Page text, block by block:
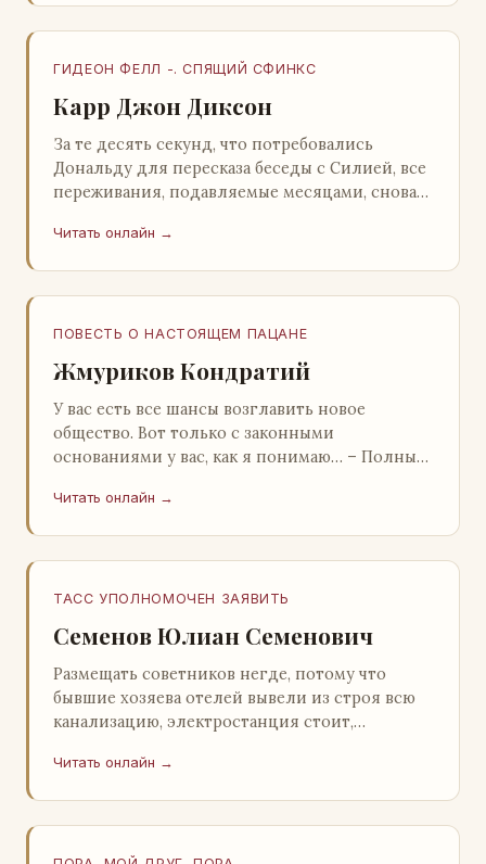
ГИДЕОН ФЕЛЛ -. СПЯЩИЙ СФИНКС
Карр Джон Диксон
За те десять секунд, что потребовались
Дональду для пересказа беседы с Силией, все
переживания, подавляемые месяцами, снова
среди…
Читать онлайн →
ПОВЕСТЬ О НАСТОЯЩЕМ ПАЦАНЕ
Жмуриков Кондратий
У вас есть все шансы возглавить новое
общество. Вот только с законными
основаниями у вас, как я понимаю… – Полный
Натанович. – Что ж, …
Читать онлайн →
ТАСС УПОЛНОМОЧЕН ЗАЯВИТЬ
Семенов Юлиан Семенович
Размещать советников негде, потому что
бывшие хозяева отелей вывели из строя всю
канализацию, электростанция стоит,
А. Алешин». …
Читать онлайн →